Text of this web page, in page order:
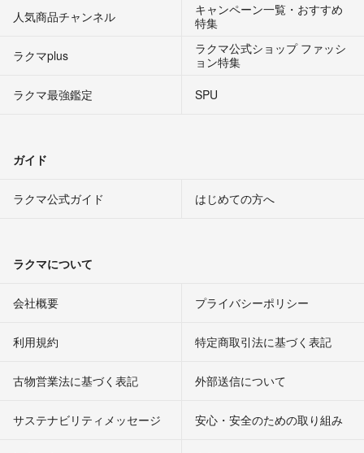
人気商品チャンネル
キャンペーン一覧・おすすめ
特集
ラクマplus
ラクマ公式ショップ ファッシ
ョン特集
ラクマ最強鑑定
SPU
ガイド
ラクマ公式ガイド はじめての方へ
ラクマについて
会社概要 プライバシーポリシー
利用規約 特定商取引法に基づく表記
古物営業法に基づく表記 外部送信について
サステナビリティメッセージ 安心・安全のための取り組み